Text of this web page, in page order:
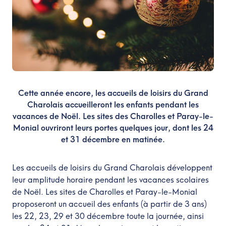
Cette année encore, les accueils de loisirs du Grand
Charolais accueilleront les enfants pendant les
vacances de Noël. Les sites des Charolles et Paray-le-
Monial ouvriront leurs portes quelques jour, dont les 24
et 31 décembre en matinée.
Les accueils de loisirs du Grand Charolais développent
leur amplitude horaire pendant les vacances scolaires
de Noël. Les sites de Charolles et Paray-le-Monial
proposeront un accueil des enfants (à partir de 3 ans)
les 22, 23, 29 et 30 décembre toute la journée, ainsi